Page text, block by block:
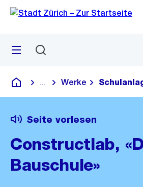
Navigation
Sprunglink
Menü
Deutsch
Blende alle Breadcrumbs ein
Werke
Seite vorlesen
Constructlab,
Bauschule»